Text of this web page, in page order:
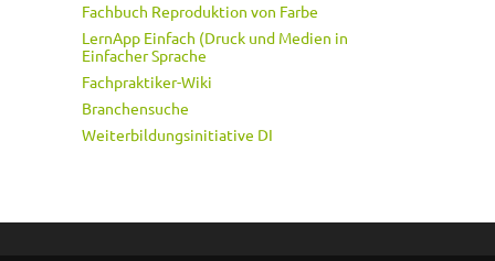
Fachbuch Reproduktion von Farbe
LernApp Einfach (Druck und Medien in
Einfacher Sprache
Fachpraktiker-Wiki
Branchensuche
Weiterbildungsinitiative DI